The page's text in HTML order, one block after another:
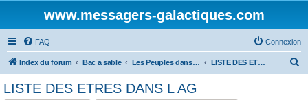
www.messagers-galactiques.com
FAQ Connexion
Index du forum Bac a sable Les Peuples dans l'AG. LISTE DES ETRES DANS L AG
LISTE DES ETRES DANS L AG